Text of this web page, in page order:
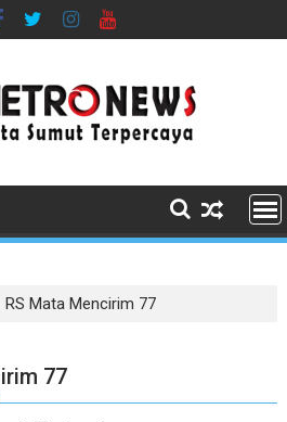
RS Mata Mencirim 77
77